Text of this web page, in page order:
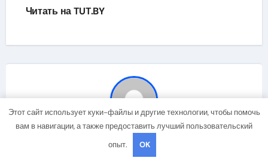
Читать на TUT.BY
mining_broth
Этот сайт использует куки-файлы и другие технологии, чтобы помочь
вам в навигации, а также предоставить лучший пользовательский
опыт.
OK